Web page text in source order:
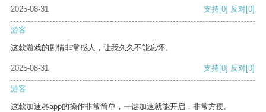
2025-08-31 支持[0] 反对[0]
游客
这款游戏的剧情非常感人，让我久久不能忘怀。
2025-08-31 支持[0] 反对[0]
游客
这款加速器app的操作非常简单，一键加速就能开启，非常方便。